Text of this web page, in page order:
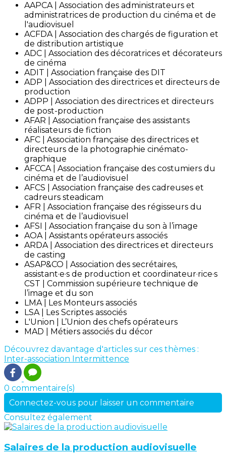
AAPCA | Association des administrateurs et
administratrices de production du cinéma et de
l'audiovisuel
ACFDA | Association des chargés de figuration et
de distribution artistique
ADC | Association des décoratrices et décorateurs
de cinéma
ADIT | Association française des DIT
ADP | Association des directrices et directeurs de
production
ADPP | Association des directrices et directeurs
de post-production
AFAR | Association française des assistants
réalisateurs de fiction
AFC | Association française des directrices et
directeurs de la photographie cinémato-
graphique
AFCCA | Association française des costumiers du
cinéma et de l’audiovisuel
AFCS | Association française des cadreuses et
cadreurs steadicam
AFR | Association française des régisseurs du
cinéma et de l’audiovisuel
AFSI | Association française du son à l’image
AOA | Assistants opérateurs associés
ARDA | Association des directrices et directeurs
de casting
ASAP&CO | Association des secrétaires,
assistant·e·s de production et coordinateur·rice·s
CST | Commission supérieure technique de
l’image et du son
LMA | Les Monteurs associés
LSA | Les Scriptes associés
L'Union | L’Union des chefs opérateurs
MAD | Métiers associés du décor
Découvrez davantage d'articles sur ces thèmes :
Inter-association Intermittence
0 commentaire(s)
Connectez-vous pour laisser un commentaire
Consultez également
Salaires de la production audiovisuelle